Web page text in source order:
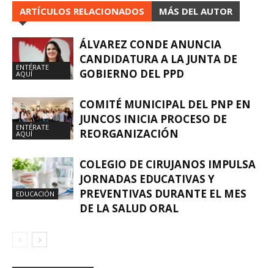
ARTÍCULOS RELACIONADOS MÁS DEL AUTOR
ENTÉRATE
AQUÍ
ÁLVAREZ CONDE ANUNCIA
CANDIDATURA A LA JUNTA DE
GOBIERNO DEL PPD
ENTÉRATE
AQUÍ
COMITÉ MUNICIPAL DEL PNP EN
JUNCOS INICIA PROCESO DE
REORGANIZACIÓN
EDUCACIÓN
COLEGIO DE CIRUJANOS IMPULSA
JORNADAS EDUCATIVAS Y
PREVENTIVAS DURANTE EL MES
DE LA SALUD ORAL